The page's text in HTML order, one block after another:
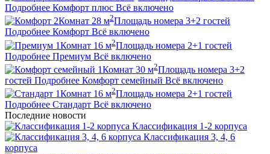
Подробнее Комфорт плюс Всё включено
2Комнат 28 м2Площадь номера 3+2 гостей
Подробнее Комфорт Всё включено
1Комнат 16 м2Площадь номера 2+1 гостей
Подробнее Премиум Всё включено
1Комнат 30 м2Площадь номера 3+2
гостей Подробнее Комфорт семейный Всё включено
1Комнат 16 м2Площадь номера 2+1 гостей
Подробнее Стандарт Всё включено
Последние новости
Классификация 1-2 корпуса
Классификация 3, 4, 6
корпуса